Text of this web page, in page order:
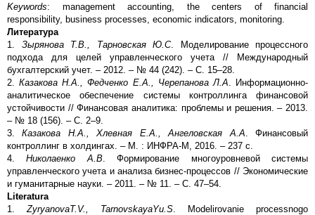
Keywords: management accounting, the centers of financial
responsibility, business processes, economic indicators, monitoring.
Литература
1. Зырянова Т.В., Тарновская Ю.С. Моделирование процессного
подхода для целей управленческого учета // Международный
бухгалтерский учет. – 2012. – № 44 (242). – С. 15–28.
2.Казакова Н.А., Федченко Е.А., Черепанова Л.А . Информационно-
аналитическое обеспечение системы контроллинга финансовой
устойчивости // Финансовая аналитика: проблемы и решения. – 2013.
– № 18 (156). – C. 2–9.
3.Казакова Н.А., Хлевная Е.А., Ангеловская А.А . Финансовый
контроллинг в холдингах. – М. : ИНФРА-М, 2016. – 237 с.
4.Николаенко А.В. Формирование многоуровневой системы
управленческого учета и анализа бизнес-процессов // Экономические
и гуманитарные науки. – 2011. – № 11. – С. 47–54.
Literatura
1. ZyryanovaT. V., TarnovskayaYu S . Modelirovanie processnogo